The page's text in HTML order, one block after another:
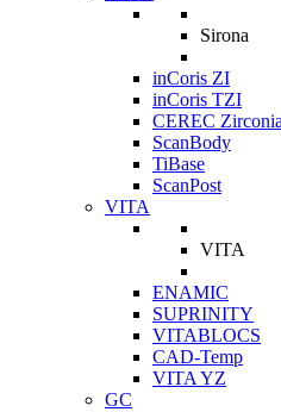
Sirona
inCoris ZI
inCoris TZI
CEREC Zirconia
ScanBody
TiBase
ScanPost
VITA
VITA
ENAMIC
SUPRINITY
VITABLOCS
CAD-Temp
VITA YZ
GC